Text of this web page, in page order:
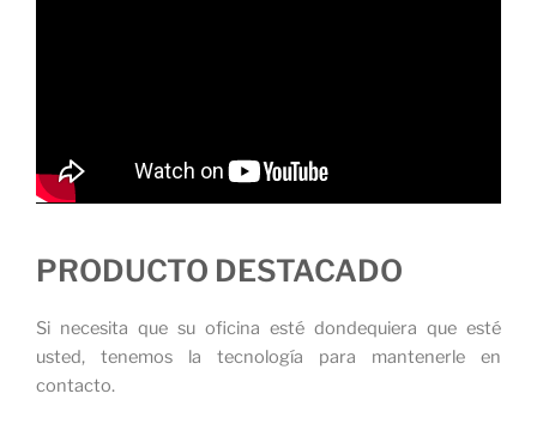
PRODUCTO DESTACADO
Si necesita que su oficina esté dondequiera que esté
usted, tenemos la tecnología para mantenerle en
contacto.